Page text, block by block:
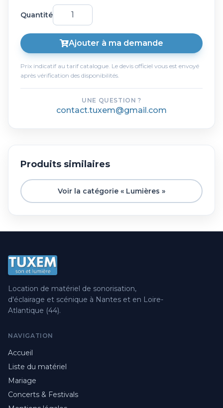
Quantité
Ajouter à ma demande
Prix indicatif au tarif catalogue. Le devis officiel vous est envoyé
après vérification des disponibilités.
UNE QUESTION ?
contact.tuxem@gmail.com
Produits similaires
Voir la catégorie « Lumières »
Location de matériel de sonorisation,
d'éclairage et scénique à Nantes et en Loire-
Atlantique (44).
NAVIGATION
Accueil
Liste du matériel
Mariage
Concerts & Festivals